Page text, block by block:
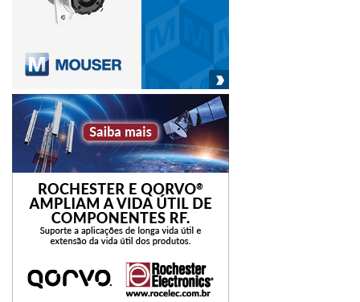
ecossistemas.
Brasil”, com apresentações de André Maciel (Softbank
Latin America), Mitsuru Nakayama (CEO da Brazil Venture
Capital) e Francisco Jardim (CEO da SP Ventures), e
discussões com grupos de empresas japonesas (Sompo
Seguros, Mitsui & Co. Brasil e Yamaha Motor do Brasil) e
brasileiras, respectivamente, moderadas pela KPMG e
Plug and Play Brazil. Haverá ainda o relato de cases da
Ambev (Bruno Stefani), Truckpad (Carlos Mira), Checklist
Fácil (Maurício Fragoso), Everis NTT Data (Roberto
participação da Associação Brasileira de Startups (Amure